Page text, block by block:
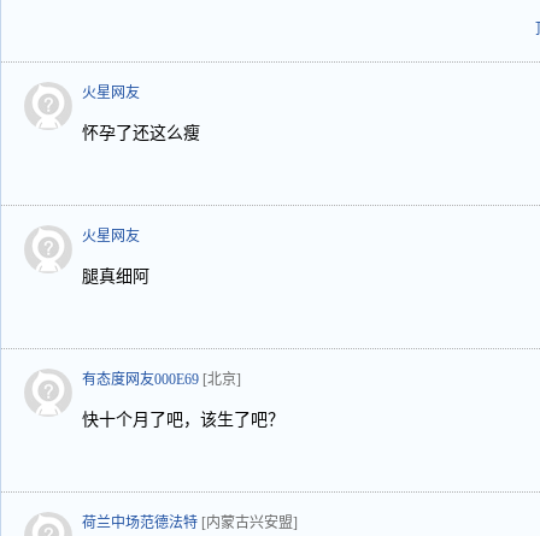
火星网友
怀孕了还这么瘦
火星网友
腿真细阿
有态度网友000E69 [北京]
快十个月了吧，该生了吧？
荷兰中场范德法特 [内蒙古兴安盟]